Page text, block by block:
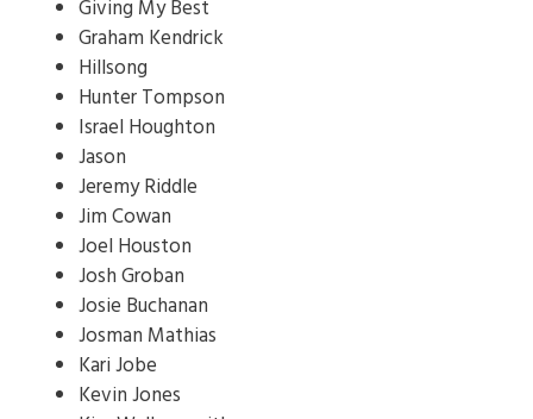
Giving My Best
Graham Kendrick
Hillsong
Hunter Tompson
Israel Houghton
Jason
Jeremy Riddle
Jim Cowan
Joel Houston
Josh Groban
Josie Buchanan
Josman Mathias
Kari Jobe
Kevin Jones